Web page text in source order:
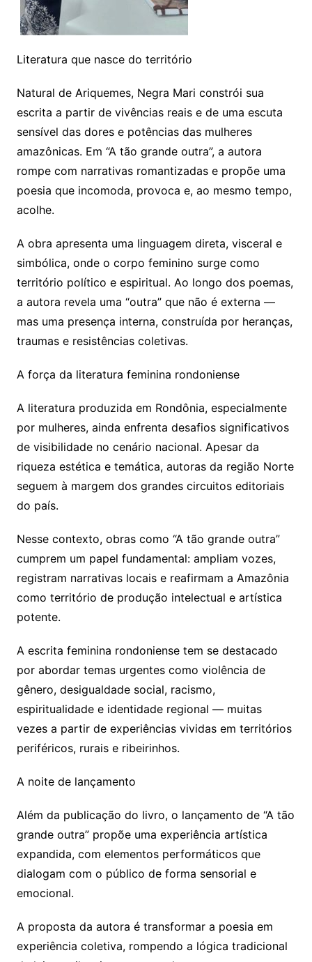
Literatura que nasce do território
Natural de Ariquemes, Negra Mari constrói sua
escrita a partir de vivências reais e de uma escuta
sensível das dores e potências das mulheres
amazônicas. Em “A tão grande outra”, a autora
rompe com narrativas romantizadas e propõe uma
poesia que incomoda, provoca e, ao mesmo tempo,
acolhe.
A obra apresenta uma linguagem direta, visceral e
simbólica, onde o corpo feminino surge como
território político e espiritual. Ao longo dos poemas,
a autora revela uma “outra” que não é externa —
mas uma presença interna, construída por heranças,
traumas e resistências coletivas.
A força da literatura feminina rondoniense
A literatura produzida em Rondônia, especialmente
por mulheres, ainda enfrenta desafios significativos
de visibilidade no cenário nacional. Apesar da
riqueza estética e temática, autoras da região Norte
seguem à margem dos grandes circuitos editoriais
do país.
Nesse contexto, obras como “A tão grande outra”
cumprem um papel fundamental: ampliam vozes,
registram narrativas locais e reafirmam a Amazônia
como território de produção intelectual e artística
potente.
A escrita feminina rondoniense tem se destacado
por abordar temas urgentes como violência de
gênero, desigualdade social, racismo,
espiritualidade e identidade regional — muitas
vezes a partir de experiências vividas em territórios
periféricos, rurais e ribeirinhos.
A noite de lançamento
Além da publicação do livro, o lançamento de “A tão
grande outra” propõe uma experiência artística
expandida, com elementos performáticos que
dialogam com o público de forma sensorial e
emocional.
A proposta da autora é transformar a poesia em
experiência coletiva, rompendo a lógica tradicional